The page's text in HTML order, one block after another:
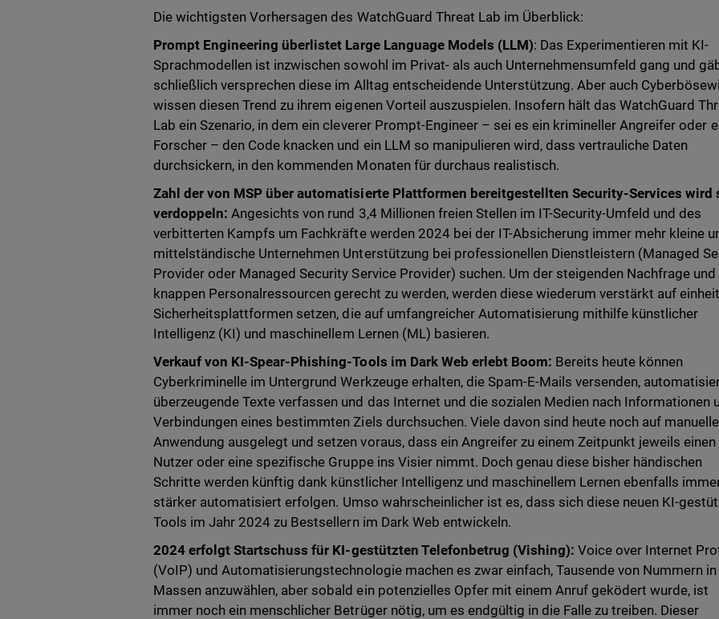
Die wichtigsten Vorhersagen des WatchGuard Threat Lab im Überblick:
Prompt Engineering überlistet Large Language Models (LLM): Das Experimentieren mit KI-
Sprachmodellen ist inzwischen sowohl im Privat- als auch Unternehmensumfeld gang und
schließlich versprechen diese im Alltag entscheidende Unterstützung. Aber auch
wissen diesen Trend zu ihrem eigenen Vorteil auszuspielen. Insofern hält das WatchGuard
Lab ein Szenario, in dem ein cleverer Prompt-Engineer – sei es ein krimineller Angreifer oder
Forscher – den Code knacken und ein LLM so manipulieren wird, dass vertrauliche Daten
durchsickern, in den kommenden Monaten für durchaus realistisch.
Zahl der von MSP über automatisierte Plattformen bereitgestellten Security-Services wird
verdoppeln: Angesichts von rund 3,4 Millionen freien Stellen im IT-Security-Umfeld und des
verbitterten Kampfs um Fachkräfte werden 2024 bei der IT-Absicherung immer mehr kleine
mittelständische Unternehmen Unterstützung bei professionellen Dienstleistern (Managed
Provider oder Managed Security Service Provider) suchen. Um der steigenden Nachfrage und
knappen Personalressourcen gerecht zu werden, werden diese wiederum verstärkt auf
Sicherheitsplattformen setzen, die auf umfangreicher Automatisierung mithilfe künstlicher
Intelligenz (KI) und maschinellem Lernen (ML) basieren.
Verkauf von KI-Spear-Phishing-Tools im Dark Web erlebt Boom: Bereits heute können
Cyberkriminelle im Untergrund Werkzeuge erhalten, die Spam-E-Mails versenden,
überzeugende Texte verfassen und das Internet und die sozialen Medien nach Informationen
Verbindungen eines bestimmten Ziels durchsuchen. Viele davon sind heute noch auf manuelle
Anwendung ausgelegt und setzen voraus, dass ein Angreifer zu einem Zeitpunkt jeweils einen
Nutzer oder eine spezifische Gruppe ins Visier nimmt. Doch genau diese bisher händischen
Schritte werden künftig dank künstlicher Intelligenz und maschinellem Lernen ebenfalls
stärker automatisiert erfolgen. Umso wahrscheinlicher ist es, dass sich diese neuen KI-
Tools im Jahr 2024 zu Bestsellern im Dark Web entwickeln.
2024 erfolgt Startschuss für KI-gestützten Telefonbetrug (Vishing): Voice over Internet
(VoIP) und Automatisierungstechnologie machen es zwar einfach, Tausende von Nummern in
Massen anzuwählen, aber sobald ein potenzielles Opfer mit einem Anruf geködert wurde, ist
immer noch ein menschlicher Betrüger nötig, um es endgültig in die Falle zu treiben. Dieser